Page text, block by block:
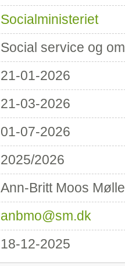
Socialministeriet
Social service og
21-01-2026
21-03-2026
01-07-2026
2025/2026
Ann-Britt Moos
anbmo@sm.dk
18-12-2025